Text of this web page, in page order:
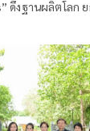
ดึงฐานผลิตโลก